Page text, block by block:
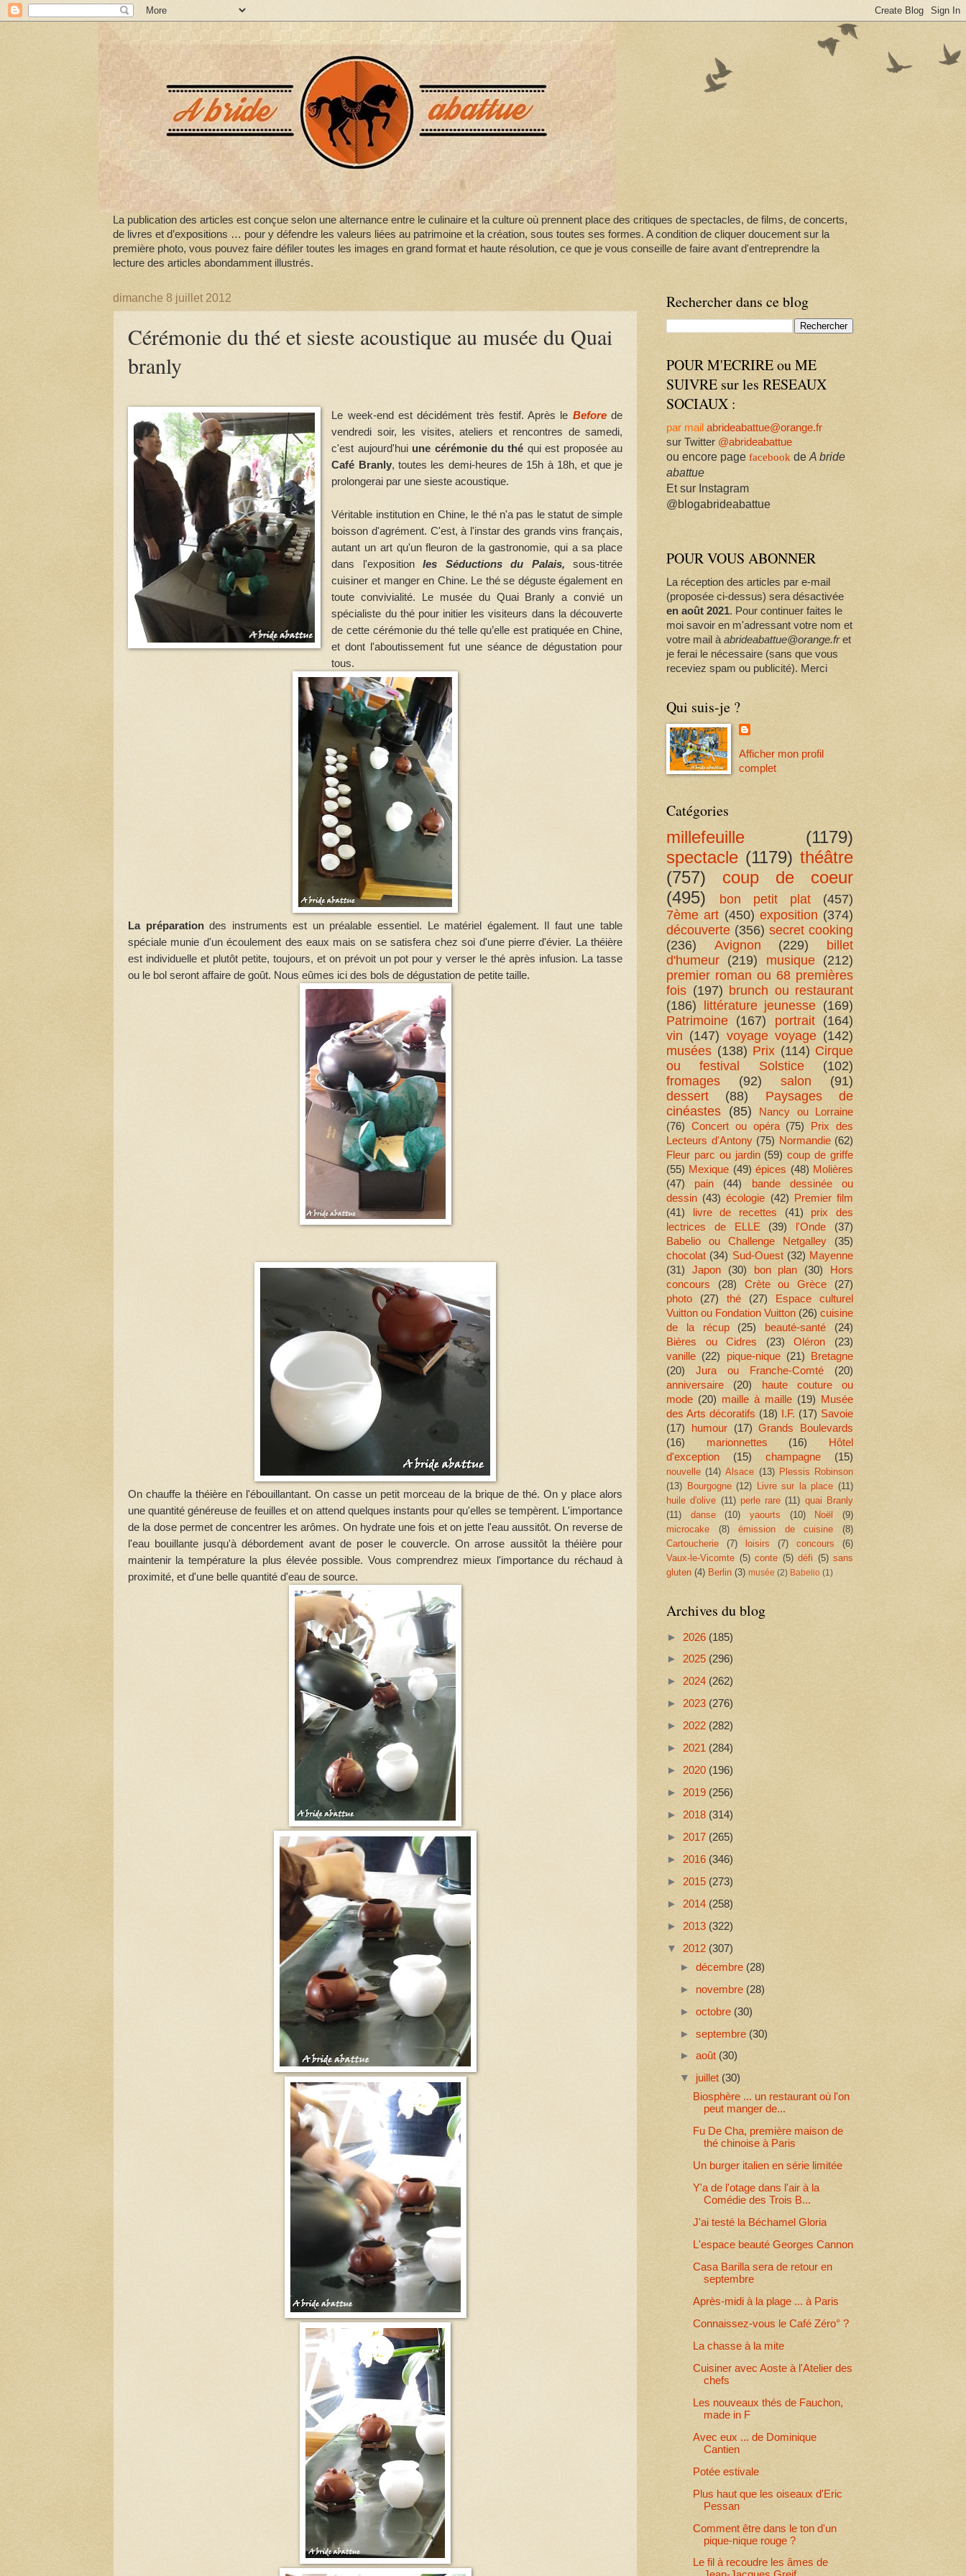
La publication des articles est conçue selon une alternance entre le culinaire et la culture où prennent place des critiques de spectacles, de films, de concerts,
de livres et d’expositions … pour y défendre les valeurs liées au patrimoine et la création, sous toutes ses formes. A condition de cliquer doucement sur la
première photo, vous pouvez faire défiler toutes les images en grand format et haute résolution, ce que je vous conseille de faire avant d'entreprendre la
lecture des articles abondamment illustrés.
dimanche 8 juillet 2012
Cérémonie du thé et sieste acoustique au musée du Quai
branly
Le week-end est décidément très festif. Après le Beforede
vendredi soir, les visites, ateliers et rencontres de samedi,
c'est aujourd'hui une cérémonie du thé qui est proposée au
Café Branly, toutes les demi-heures de 15h à 18h, et que je
prolongerai par une sieste acoustique.
Véritable institution en Chine, le thé n'a pas le statut de simple
boisson d'agrément. C'est, à l'instar des grands vins français,
autant un art qu'un fleuron de la gastronomie, qui a sa place
dans l'expositionles Séductions du Palais, sous-titrée
cuisiner et manger en Chine. Le thé se déguste également en
toute convivialité. Le musée du Quai Branly a convié un
spécialiste du thé pour initier les visiteurs dans la découverte
de cette cérémonie du thé telle qu’elle est pratiquée en Chine,
et dont l'aboutissement fut une séance de dégustation pour
tous.
La préparationdes instruments est un préalable essentiel. Le matériel également. Il faut une table
spéciale munie d'un écoulement des eaux mais on se satisfera chez soi d'une pierre d'évier. La théière
est individuelle et plutôt petite, toujours, et on prévoit un pot pour y verser le thé après infusion. La tasse
ou le bol seront affaire de goût. Nous eûmes ici des bols de dégustation de petite taille.
On chauffe la théière en l'ébouillantant. On casse un petit morceau de la brique de thé. On y place alors
une quantité généreuse de feuilles et on attend quelques instants pour qu'elles se tempèrent. L'importance
de la dose permet de concentrer les arômes. On hydrate une fois et on jette l'eau aussitôt. On reverse de
l'eau bouillante jusqu'à débordement avant de poser le couvercle. On arrose aussitôt la théière pour
maintenir la température la plus élevée possible. Vous comprendrez mieux l'importance du réchaud à
proximité, et d'une belle quantité d'eau de source.
Rechercher dans ce blog
POUR M'ECRIRE ou ME
SUIVRE sur les RESEAUX
SOCIAUX :
par mail abrideabattue@orange.fr
sur Twitter @abrideabattue
ou encore page facebook de A bride
abattue
Et sur Instagram
@blogabrideabattue
POUR VOUS ABONNER
La réception des articles par e-mail
(proposée ci-dessus) sera désactivée
en août 2021. Pour continuer faites le
moi savoir en m'adressant votre nom et
votre mail à abrideabattue@orange.fret
je ferai le nécessaire (sans que vous
receviez spam ou publicité). Merci
Qui suis-je ?
Afficher mon profil
complet
Catégories
millefeuille
(1179)
spectacle (1179) théâtre
(757)
coup de coeur
(495)
bon petit plat
(457)
7ème art (450) exposition (374)
découverte (356) secret cooking
(236)
Avignon (229)
billet
d'humeur (219) musique
(212)
premier roman ou 68 premières
fois (197) brunch ou restaurant
(186)
littérature jeunesse (169)
Patrimoine (167) portrait
(164)
vin (147) voyage voyage (142)
musées (138) Prix (114) Cirque
ou festival Solstice
(102)
fromages
(92) salon
(91)
dessert
(88)
Paysages de
cinéastes (85)
Nancy ou Lorraine
(76)
Concert ou opéra (75)
Prix des
Lecteurs d'Antony (75) Normandie (62)
Fleur parc ou jardin (59) coup de griffe
(55) Mexique (49) épices (48) Molières
(47)
pain (44)
bande dessinée ou
dessin (43) écologie (42)
Premier film
(41)
livre de recettes (41)
prix des
lectrices de ELLE
(39) l'Onde
(37)
Babelio ou Challenge Netgalley
(35)
chocolat (34) Sud-Ouest (32) Mayenne
(31)
Japon (30) bon plan (30)
Hors
concours
(28) Crète ou Grèce
(27)
photo
(27) thé (27)
Espace culturel
Vuitton ou Fondation Vuitton (26) cuisine
de la récup
(25) beauté-santé
(24)
Bières ou Cidres
(23) Oléron
(23)
vanille (22) pique-nique (21)
Bretagne
(20)
Jura ou Franche-Comté
(20)
anniversaire
(20)
haute couture ou
mode (20) maille à maille (19) Musée
des Arts décoratifs (18) I.F. (17) Savoie
(17)
humour (17) Grands Boulevards
(16)
marionnettes (16)
Hôtel
d'exception
(15) champagne (15)
nouvelle (14) Alsace (13) Plessis Robinson
(13) Bourgogne (12) Livre sur la place (11)
huile d'olive (11) perle rare (11) quai Branly
(11)
danse (10) yaourts (10) Noël
(9)
microcake
(8) émission de cuisine
(8)
Cartoucherie
(7) loisirs (7) concours
(6)
Vaux-le-Vicomte (5) conte (5) défi (5) sans
gluten (4) Berlin (3) musée (2) Babelio (1)
Archives du blog
► 2026 (185)
► 2025 (296)
► 2024 (262)
► 2023 (276)
► 2022 (282)
► 2021 (284)
► 2020 (196)
► 2019 (256)
► 2018 (314)
► 2017 (265)
► 2016 (346)
► 2015 (273)
► 2014 (258)
► 2013 (322)
▼ 2012 (307)
► décembre (28)
► novembre (28)
► octobre (30)
► septembre (30)
► août (30)
▼ juillet (30)
Biosphère ... un restaurant où l'on
peut manger de...
Fu De Cha, première maison de
thé chinoise à Paris
Un burger italien en série limitée
Y'a de l'otage dans l'air à la
Comédie des Trois B...
J'ai testé la Béchamel Gloria
L'espace beauté Georges Cannon
Casa Barilla sera de retour en
septembre
Après-midi à la plage ... à Paris
Connaissez-vous le Café Zéro° ?
La chasse à la mite
Cuisiner avec Aoste à l'Atelier des
chefs
Les nouveaux thés de Fauchon,
made in F
Avec eux ... de Dominique
Cantien
Potée estivale
Plus haut que les oiseaux d'Eric
Pessan
Comment être dans le ton d'un
pique-nique rouge ?
Le fil à recoudre les âmes de